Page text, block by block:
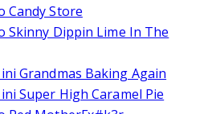
Candy Store
Skinny Dippin Lime In The
Grandmas Baking Again
Super High Caramel Pie